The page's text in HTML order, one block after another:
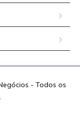
- Todos os